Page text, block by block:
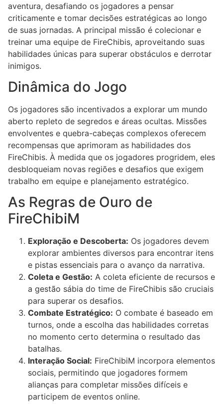
aventura, desafiando os jogadores a pensar
criticamente e tomar decisões estratégicas ao longo
de suas jornadas. A principal missão é colecionar e
treinar uma equipe de FireChibis, aproveitando suas
habilidades únicas para superar obstáculos e derrotar
inimigos.
Dinâmica do Jogo
Os jogadores são incentivados a explorar um mundo
aberto repleto de segredos e áreas ocultas. Missões
envolventes e quebra-cabeças complexos oferecem
recompensas que aprimoram as habilidades dos
FireChibis. À medida que os jogadores progridem, eles
desbloqueiam novas regiões e desafios que exigem
trabalho em equipe e planejamento estratégico.
As Regras de Ouro de
FireChibiM
Exploração e Descoberta: Os jogadores devem
explorar ambientes diversos para encontrar itens
e pistas essenciais para o avanço da narrativa.
Coleta e Gestão: A coleta eficiente de recursos e
a gestão sábia do time de FireChibis são cruciais
para superar os desafios.
Combate Estratégico: O combate é baseado em
turnos, onde a escolha das habilidades corretas
no momento certo determina o resultado das
batalhas.
Interação Social: FireChibiM incorpora elementos
sociais, permitindo que jogadores formem
alianças para completar missões difíceis e
participem de eventos online.